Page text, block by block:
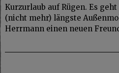
Kurzurlaub auf Rügen. Es
(nicht mehr) längste
Herrmann einen neuen